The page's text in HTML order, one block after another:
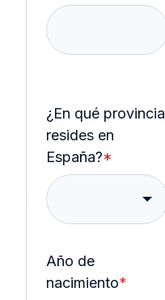
¿En qué provincia
resides en
España?*
Año de
nacimiento*